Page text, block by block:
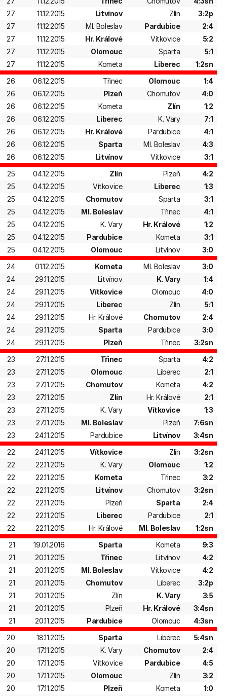
27
11.12.2015 Litvínov Zlín
3:2p
27
11.12.2015 Ml. Boleslav Pardubice
2:4
27
11.12.2015 Hr. Králové Vítkovice
5:2
27
11.12.2015 Olomouc Sparta
5:1
27
11.12.2015 Kometa Liberec
1:2sn
26
06.12.2015 Třinec Olomouc
1:4
26
06.12.2015 Plzeň Chomutov
4:0
26
06.12.2015 Kometa Zlín
1:2
26
06.12.2015 Liberec K. Vary
7:1
26
06.12.2015 Hr. Králové Pardubice
4:1
26
06.12.2015 Sparta Ml. Boleslav
4:3
26
06.12.2015 Litvínov Vítkovice
3:1
25
04.12.2015 Zlín Plzeň
4:2
25
04.12.2015 Vítkovice Liberec
1:3
25
04.12.2015 Chomutov Sparta
3:1
25
04.12.2015 Ml. Boleslav Třinec
4:1
25
04.12.2015 K. Vary Hr. Králové
1:2
25
04.12.2015 Pardubice Kometa
3:1
25
04.12.2015 Olomouc Litvínov
3:0
24
01.12.2015 Kometa Ml. Boleslav
3:0
24
29.11.2015 Litvínov K. Vary
1:4
24
29.11.2015 Vítkovice Olomouc
4:0
24
29.11.2015 Liberec Zlín
5:1
24
29.11.2015 Hr. Králové Chomutov
2:4
24
29.11.2015 Sparta Pardubice
3:0
24
29.11.2015 Plzeň Třinec
3:2sn
23
27.11.2015 Třinec Sparta
4:2
23
27.11.2015 Olomouc Liberec
2:1
23
27.11.2015 Chomutov Kometa
4:2
23
27.11.2015 Zlín Hr. Králové
2:1
23
27.11.2015 K. Vary Vítkovice
1:3
23
27.11.2015 Ml. Boleslav Plzeň
7:6sn
23
24.11.2015 Pardubice Litvínov
3:4sn
22
24.11.2015 Vítkovice Zlín
3:2sn
22
22.11.2015 K. Vary Olomouc
1:2
22
22.11.2015 Kometa Třinec
3:2
22
22.11.2015 Litvínov Chomutov
3:2sn
22
22.11.2015 Plzeň Sparta
2:4
22
22.11.2015 Liberec Pardubice
2:1
22
22.11.2015 Hr. Králové Ml. Boleslav
1:2sn
21
19.01.2016 Sparta Kometa
9:3
21
20.11.2015 Třinec Litvínov
4:2
21
20.11.2015 Ml. Boleslav Vítkovice
4:2
21
20.11.2015 Chomutov Liberec
3:2p
21
20.11.2015 Zlín K. Vary
3:5
21
20.11.2015 Plzeň Hr. Králové
3:4sn
21
20.11.2015 Pardubice Olomouc
4:3sn
20
18.11.2015 Sparta Liberec
5:4sn
20
17.11.2015 K. Vary Chomutov
2:4
20
17.11.2015 Vítkovice Pardubice
4:5
20
17.11.2015 Olomouc Zlín
3:2
20
17.11.2015 Plzeň Kometa
1:0